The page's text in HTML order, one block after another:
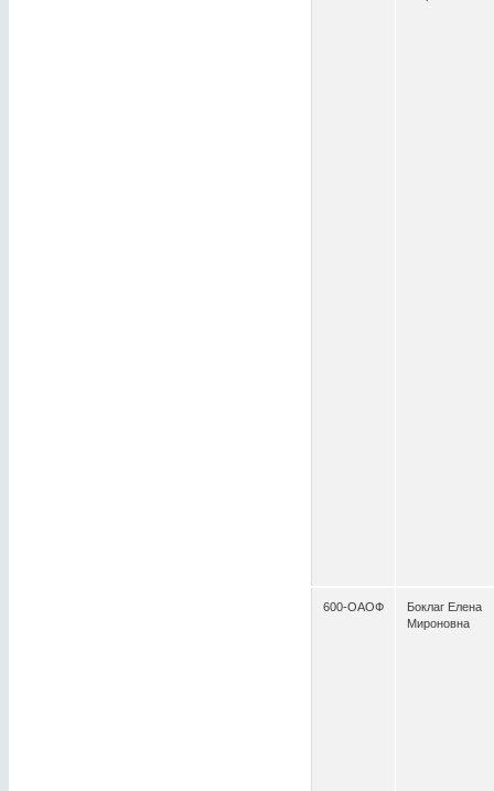
600-ОАОФ
Боклаг Елена
Мироновна